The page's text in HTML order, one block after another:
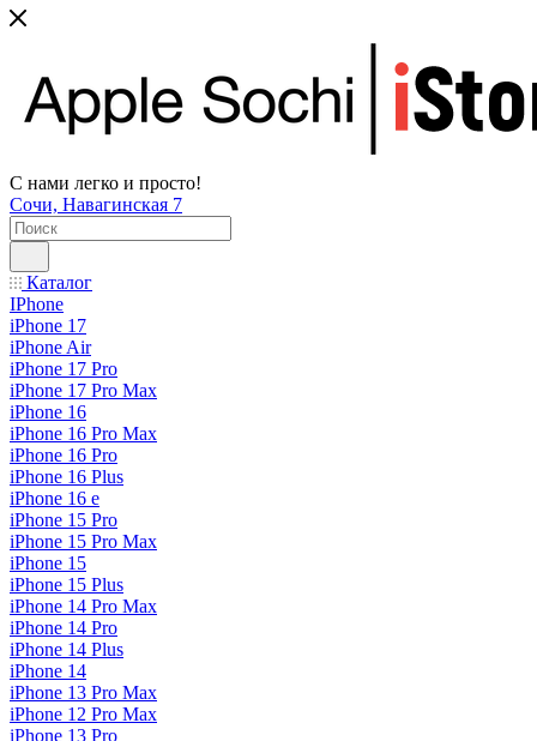
С нами легко и просто!
Сочи, Навагинская 7
Каталог
IPhone
iPhone 17
iPhone Air
iPhone 17 Pro
iPhone 17 Pro Max
iPhone 16
iPhone 16 Pro Max
iPhone 16 Pro
iPhone 16 Plus
iPhone 16 e
iPhone 15 Pro
iPhone 15 Pro Max
iPhone 15
iPhone 15 Plus
iPhone 14 Pro Max
iPhone 14 Pro
iPhone 14 Plus
iPhone 14
iPhone 13 Pro Max
iPhone 12 Pro Max
iPhone 13 Pro